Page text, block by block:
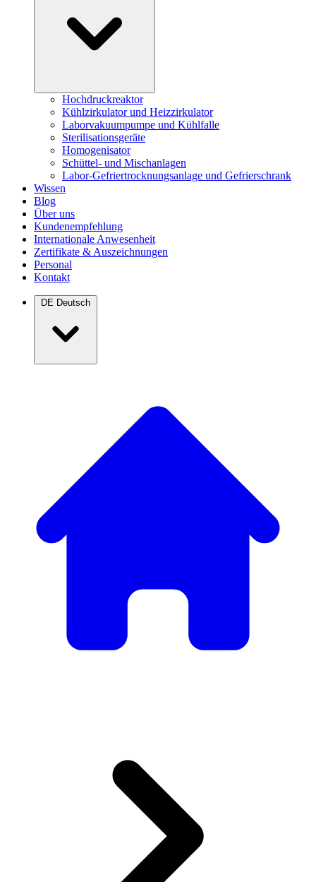
Hochdruckreaktor
Kühlzirkulator und Heizzirkulator
Laborvakuumpumpe und Kühlfalle
Sterilisationsgeräte
Homogenisator
Schüttel- und Mischanlagen
Labor-Gefriertrocknungsanlage und Gefrierschrank
Wissen
Blog
Über uns
Kundenempfehlung
Internationale Anwesenheit
Zertifikate & Auszeichnungen
Personal
Kontakt
DE Deutsch